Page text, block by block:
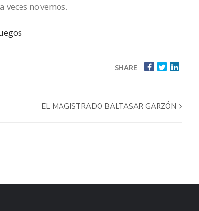
veces no vemos.
SHARE
EL MAGISTRADO BALTASAR GARZÓN